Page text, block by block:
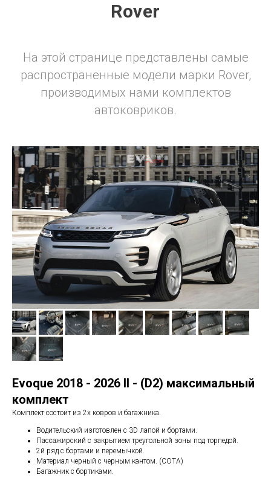
Rover
На этой странице представлены самые
распространенные модели марки Rover,
производимых нами комплектов
автоковриков.
Evoque 2018 - 2026 II - (D2) максимальный
комплект
Комплект состоит из 2х ковров и багажника.
Водительский изготовлен с 3D лапой и бортами.
Пассажирский с закрытием треугольной зоны под торпедой.
2й ряд с бортами и перемычкой.
Материал черный с черным кантом. (СОТА)
Багажник с бортиками.